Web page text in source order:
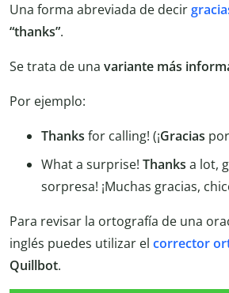
Una forma abreviada de decir
“thanks”.
Se trata de una variante más
Por ejemplo:
Thanks for calling! (¡Gracias
What a surprise! Thanks a lot,
sorpresa! ¡Muchas gracias,
Para revisar la ortografía de una
inglés puedes utilizar el corrector
Quillbot.